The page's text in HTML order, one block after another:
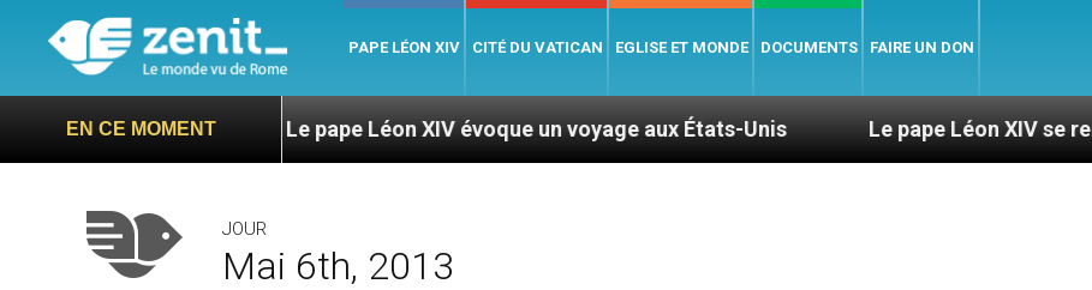
PAPE LÉON XIV CITÉ DU VATICAN EGLISE ET MONDE DOCUMENTS FAIRE UN DON
EN CE MOMENT
Langa Le pape Léon XIV évoque un voyage aux États-Unis Le pape Léon XIV se rendra en
JOUR
Mai 6th, 2013